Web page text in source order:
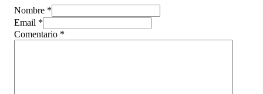
Nombre *
Email *
Comentario *